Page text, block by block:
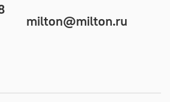
milton@milton.ru